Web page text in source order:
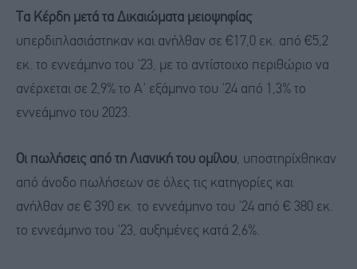
Τα Κέρδη μετά τα Δικαιώματα μειοψηφίας
υπερδιπλασιάστηκαν και ανήλθαν σε €17,0 εκ. από €5,2
εκ. το εννεάμηνο του '23, με το αντίστοιχο περιθώριο να
ανέρχεται σε 2,9% το Α' εξάμηνο του '24 από 1,3% το
εννεάμηνο του 2023.
Οι πωλήσεις από τη Λιανική του ομίλου, υποστηρίχθηκαν
από άνοδο πωλήσεων σε όλες τις κατηγορίες και
ανήλθαν σε € 390 εκ. το εννεάμηνο του '24 από € 380 εκ.
το εννεάμηνο του '23, αυξημένες κατά 2,6%.